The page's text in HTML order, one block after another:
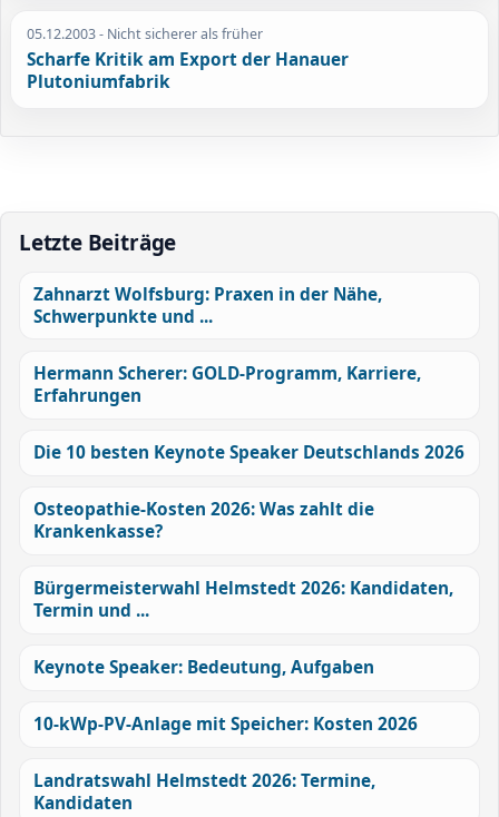
05.12.2003- Nicht sicherer als früher
Scharfe Kritik am Export der Hanauer
Plutoniumfabrik
Letzte Beiträge
Zahnarzt Wolfsburg: Praxen in der Nähe,
Schwerpunkte und ...
Hermann Scherer: GOLD-Programm, Karriere,
Erfahrungen
Die 10 besten Keynote Speaker Deutschlands 2026
Osteopathie-Kosten 2026: Was zahlt die
Krankenkasse?
Bürgermeisterwahl Helmstedt 2026: Kandidaten,
Termin und ...
Keynote Speaker: Bedeutung, Aufgaben
10-kWp-PV-Anlage mit Speicher: Kosten 2026
Landratswahl Helmstedt 2026: Termine,
Kandidaten